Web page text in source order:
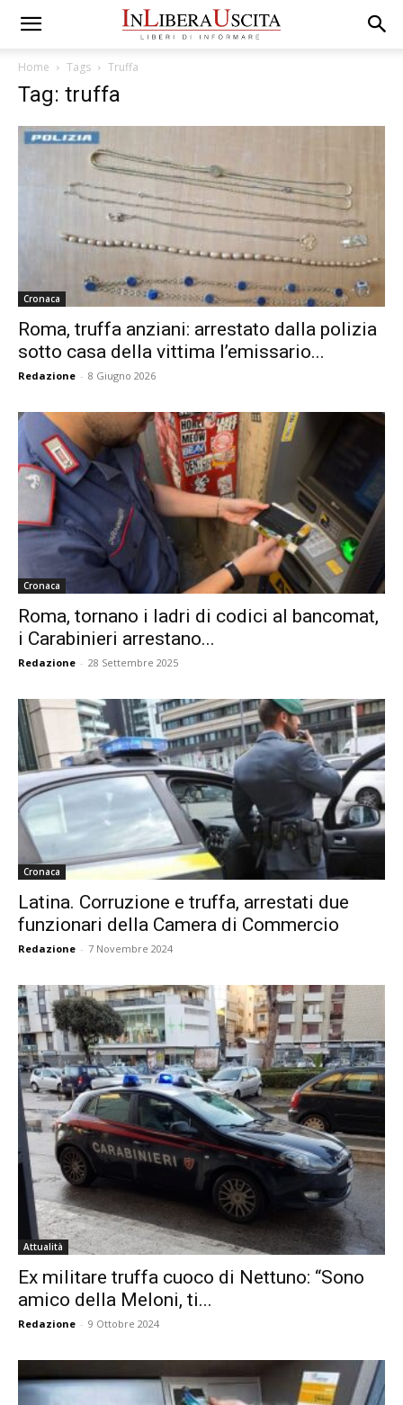
Home Tags Truffa
Tag: truffa
Cronaca
Roma, truffa anziani: arrestato dalla polizia
sotto casa della vittima l’emissario...
Redazione - 8 Giugno 2026
Cronaca
Roma, tornano i ladri di codici al bancomat,
i Carabinieri arrestano...
Redazione - 28 Settembre 2025
Cronaca
Latina. Corruzione e truffa, arrestati due
funzionari della Camera di Commercio
Redazione - 7 Novembre 2024
Attualità
Ex militare truffa cuoco di Nettuno: “Sono
amico della Meloni, ti...
Redazione - 9 Ottobre 2024